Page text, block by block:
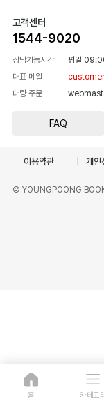
고객센터
1544-9020
상담가능시간 평일
대표 메일
대량 주문
FAQ
이용약관 개인
© YOUNGPOONG
홈 카테고